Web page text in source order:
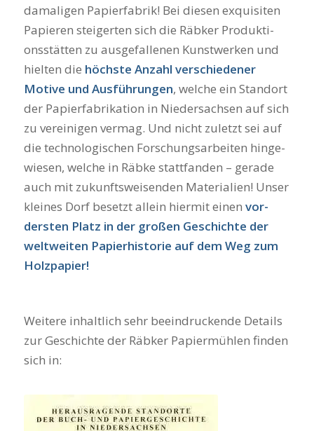
dama­li­gen Papier­fa­brik! Bei die­sen exqui­si­ten
Papie­ren stei­ger­ten sich die Räb­ker Pro­duk­ti­
ons­stät­ten zu aus­ge­fal­le­nen Kunst­wer­ken und
hiel­ten die höchs­te Anzahl ver­schie­de­ner
Moti­ve und Aus­füh­run­gen, wel­che ein Stand­ort
der Papier­fa­bri­ka­ti­on in Nie­der­sach­sen auf sich
zu ver­ei­ni­gen ver­mag. Und nicht zuletzt sei auf
die tech­no­lo­gi­schen For­schungs­ar­bei­ten hin­ge­
wie­sen, wel­che in Räb­ke statt­fan­den – gera­de
auch mit zukunfts­wei­sen­den Mate­ria­li­en! Unser
klei­nes Dorf besetzt allein hier­mit einen vor­
ders­ten Platz in der gro­ßen Geschich­te der
welt­wei­ten Papier­his­to­rie auf dem Weg zum
Holz­pa­pier!
Wei­te­re inhalt­lich sehr beein­dru­cken­de Details
zur Geschich­te der Räb­ker Papier­müh­len fin­den
sich in: